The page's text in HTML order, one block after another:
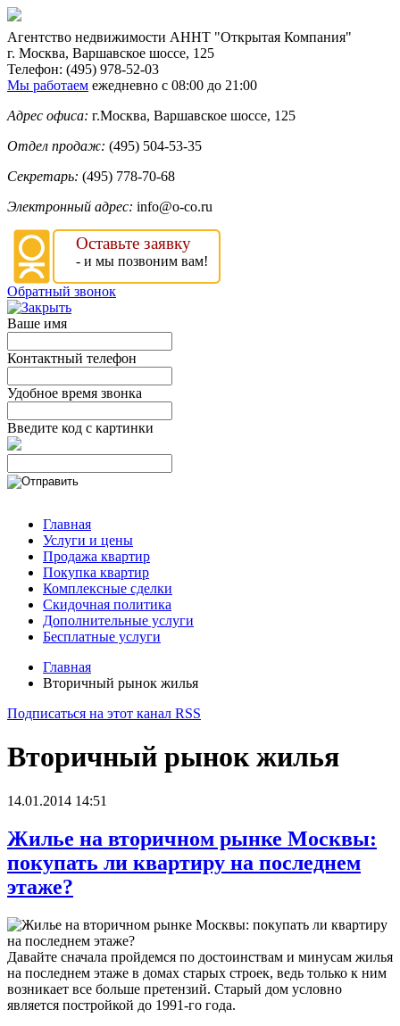
Агентство недвижимости АННТ "Открытая Компания"
г. Москва, Варшавское шоссе, 125
Телефон: (495) 978-52-03
Мы работаем ежедневно с 08:00 до 21:00
Адрес офиса: г.Москва, Варшавское шоссе, 125
Отдел продаж: (495) 504-53-35
Секретарь: (495) 778-70-68
Электронный адрес: info@o-co.ru
Оставьте заявку
- и мы позвоним вам!
Обратный звонок
Ваше имя
Контактный телефон
Удобное время звонка
Введите код с картинки
Главная
Услуги и цены
Продажа квартир
Покупка квартир
Комплексные сделки
Скидочная политика
Дополнительные услуги
Бесплатные услуги
Главная
Вторичный рынок жилья
Подписаться на этот канал RSS
Вторичный рынок жилья
14.01.2014 14:51
Жилье на вторичном рынке Москвы:
покупать ли квартиру на последнем
этаже?
Давайте сначала пройдемся по достоинствам и минусам жилья
на последнем этаже в домах старых строек, ведь только к ним
возникает все больше претензий. Старый дом условно
является постройкой до 1991-го года.